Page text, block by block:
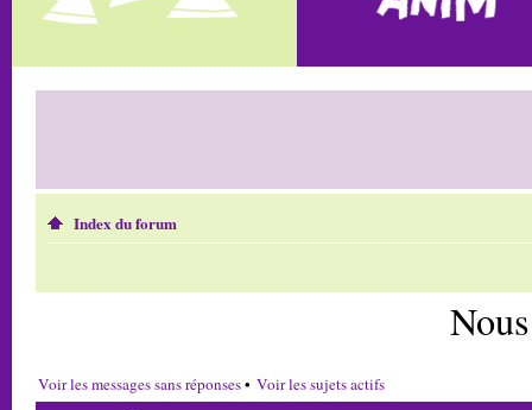
Index du forum
Voir les messages sans réponses• Voir les sujets actifs